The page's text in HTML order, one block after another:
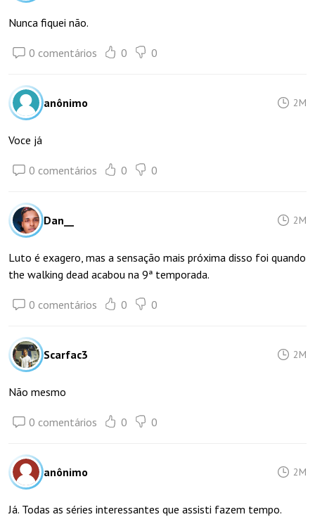
Nunca fiquei não.
0 comentários 0 0
anônimo 2M
Voce já
0 comentários 0 0
Dan__ 2M
Luto é exagero, mas a sensação mais próxima disso foi quando
the walking dead acabou na 9ª temporada.
0 comentários 0 0
Scarfac3 2M
Não mesmo
0 comentários 0 0
anônimo 2M
Já. Todas as séries interessantes que assisti fazem tempo.